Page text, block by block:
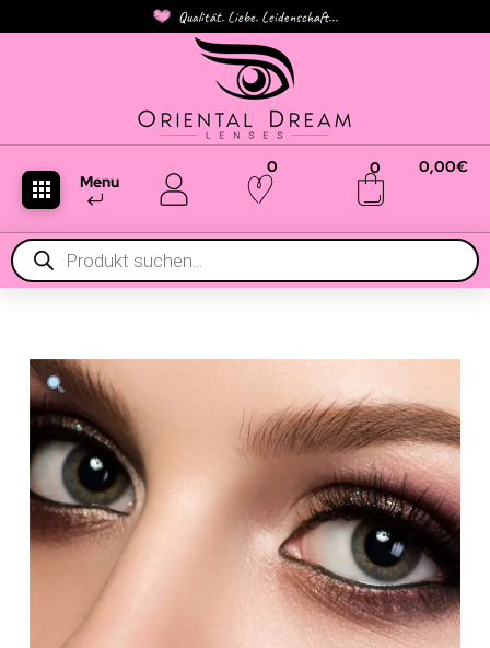
Qualität. Liebe. Leidenschaft...
Menu
0 0 0,00€
Products
search